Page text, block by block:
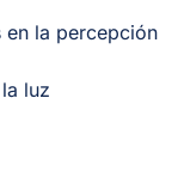
la percepción
luz